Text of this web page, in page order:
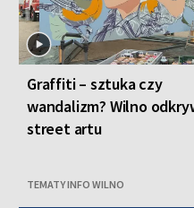
Graffiti – sztuka czy
wandalizm? Wilno
street artu
TEMATY INFO WILNO